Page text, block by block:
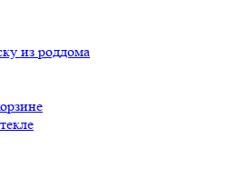
из роддома